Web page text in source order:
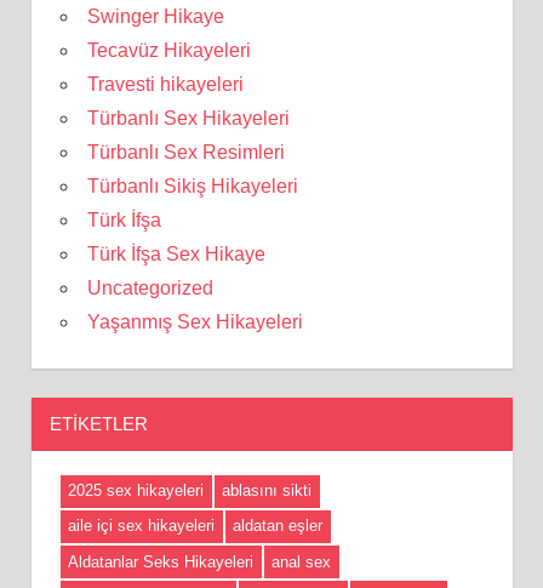
Swinger Hikaye
Tecavüz Hikayeleri
Travesti hikayeleri
Türbanlı Sex Hikayeleri
Türbanlı Sex Resimleri
Türbanlı Sikiş Hikayeleri
Türk İfşa
Türk İfşa Sex Hikaye
Uncategorized
Yaşanmış Sex Hikayeleri
ETIKETLER
2025 sex hikayeleri
ablasını sikti
aile içi sex hikayeleri
aldatan eşler
Aldatanlar Seks Hikayeleri
anal sex